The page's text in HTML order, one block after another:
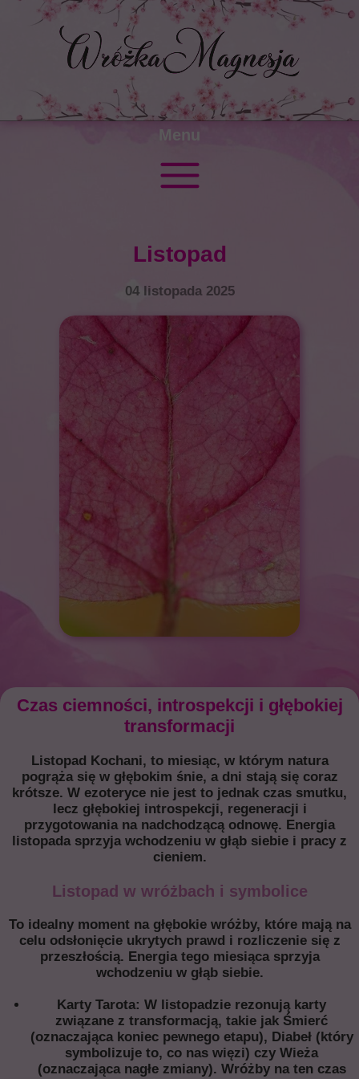
04 listopada 2025
Listopad
Czas ciemności, introspekcji i głębokiej
transformacji
Listopad Kochani, to miesiąc, w którym natura
pogrąża się w głębokim śnie, a dni stają się coraz
krótsze. W ezoteryce nie jest to jednak czas smutku,
lecz głębokiej introspekcji, regeneracji i
przygotowania na nadchodzącą odnowę. Energia
listopada sprzyja wchodzeniu w głąb siebie i pracy z
cieniem.
Listopad w wróżbach i symbolice
To idealny moment na głębokie wróżby, które mają na
celu odsłonięcie ukrytych prawd i rozliczenie się z
przeszłością. Energia tego miesiąca sprzyja
wchodzeniu w głąb siebie.
Karty Tarota: W listopadzie rezonują karty
związane z transformacją, takie jak Śmierć
(oznaczająca koniec pewnego etapu), Diabeł (który
symbolizuje to, co nas więzi) czy Wieża
(oznaczająca nagłe zmiany). Wróżby na ten czas
Menu